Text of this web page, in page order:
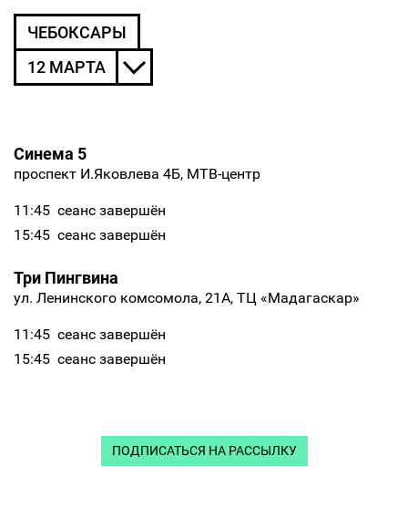
ЧЕБОКСАРЫ
12 МАРТА
Синема 5
проспект И.Яковлева 4Б, МТВ-центр
11:45 сеанс завершён
15:45 сеанс завершён
Три Пингвина
ул. Ленинского комсомола, 21А, ТЦ «Мадагаскар»
11:45 сеанс завершён
15:45 сеанс завершён
ПОДПИСАТЬСЯ НА РАССЫЛКУ